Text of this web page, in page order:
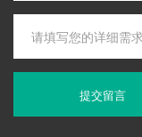
提交留言